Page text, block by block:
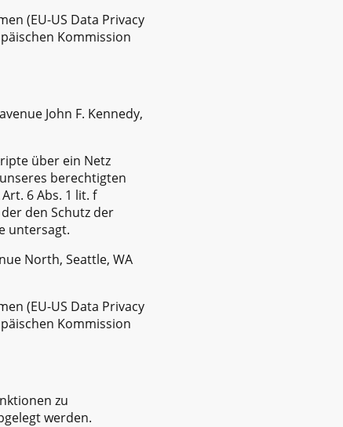
(EU-US Data Privacy
Kommission
John F. Kennedy,
über ein Netz
berechtigten
6 Abs. 1 lit. f
den Schutz der
untersagt.
North, Seattle, WA
(EU-US Data Privacy
Kommission
zu
werden.